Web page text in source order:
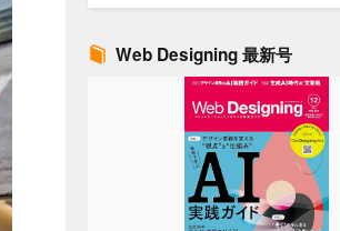
Web Designing 最新号